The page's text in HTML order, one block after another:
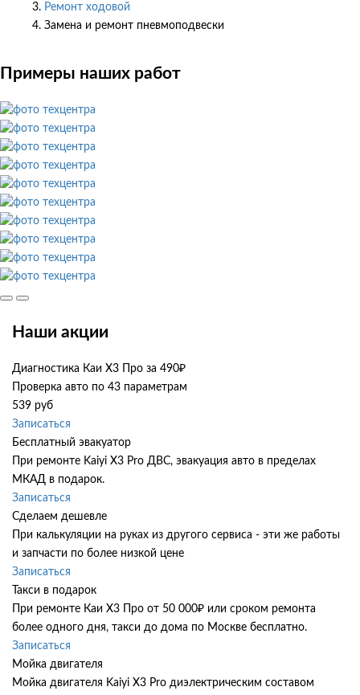
Ремонт ходовой
Замена и ремонт пневмоподвески
Примеры наших работ
Наши акции
Диагностика Каи Х3 Про за 490₽
Проверка авто по 43 параметрам
539 руб
Записаться
Бесплатный эвакуатор
При ремонте Kaiyi X3 Pro ДВС, эвакуация авто в пределах
МКАД в подарок.
Записаться
Сделаем дешевле
При калькуляции на руках из другого сервиса - эти же работы
и запчасти по более низкой цене
Записаться
Такси в подарок
При ремонте Каи Х3 Про от 50 000₽ или сроком ремонта
более одного дня, такси до дома по Москве бесплатно.
Записаться
Мойка двигателя
Мойка двигателя Kaiyi X3 Pro диэлектрическим составом